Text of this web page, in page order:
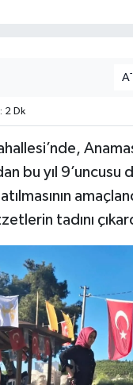
A-
2 Dk
bu yıl 9’uncusu
tadını